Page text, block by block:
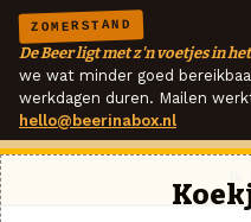
ZOMERSTAND
De Beer ligt met z'n voetjes in
we wat minder goed
werkdagen duren. Mailen
hello@beerinabox.nl